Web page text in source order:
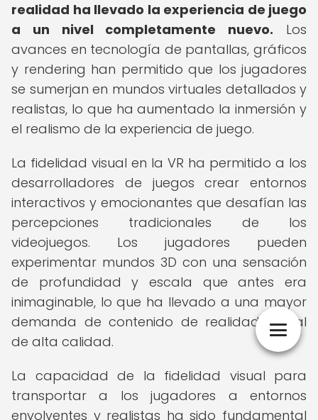
realidad ha llevado la experiencia de juego
a un nivel completamente nuevo. Los
avances en tecnología de pantallas, gráficos
y rendering han permitido que los jugadores
se sumerjan en mundos virtuales detallados y
realistas, lo que ha aumentado la inmersión y
el realismo de la experiencia de juego.
La fidelidad visual en la VR ha permitido a los
desarrolladores de juegos crear entornos
interactivos y emocionantes que desafían las
percepciones tradicionales de los
videojuegos. Los jugadores pueden
experimentar mundos 3D con una sensación
de profundidad y escala que antes era
inimaginable, lo que ha llevado a una mayor
demanda de contenido de realidad virtual
de alta calidad.
La capacidad de la fidelidad visual para
transportar a los jugadores a entornos
envolventes y realistas ha sido fundamental